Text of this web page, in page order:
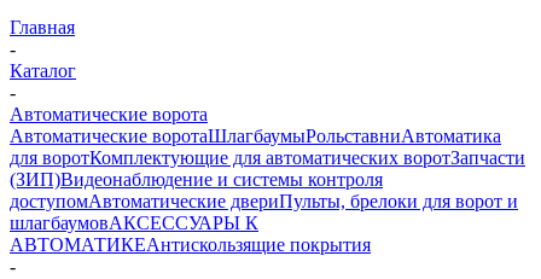
Главная
-
Каталог
-
Автоматические ворота
Автоматические воротаШлагбаумыРольставниАвтоматика
для воротКомплектующие для автоматических воротЗапчасти
(ЗИП)Видеонаблюдение и системы контроля
доступомАвтоматические двериПульты, брелоки для ворот и
шлагбаумовАКСЕССУАРЫ К
АВТОМАТИКЕАнтискользящие покрытия
-